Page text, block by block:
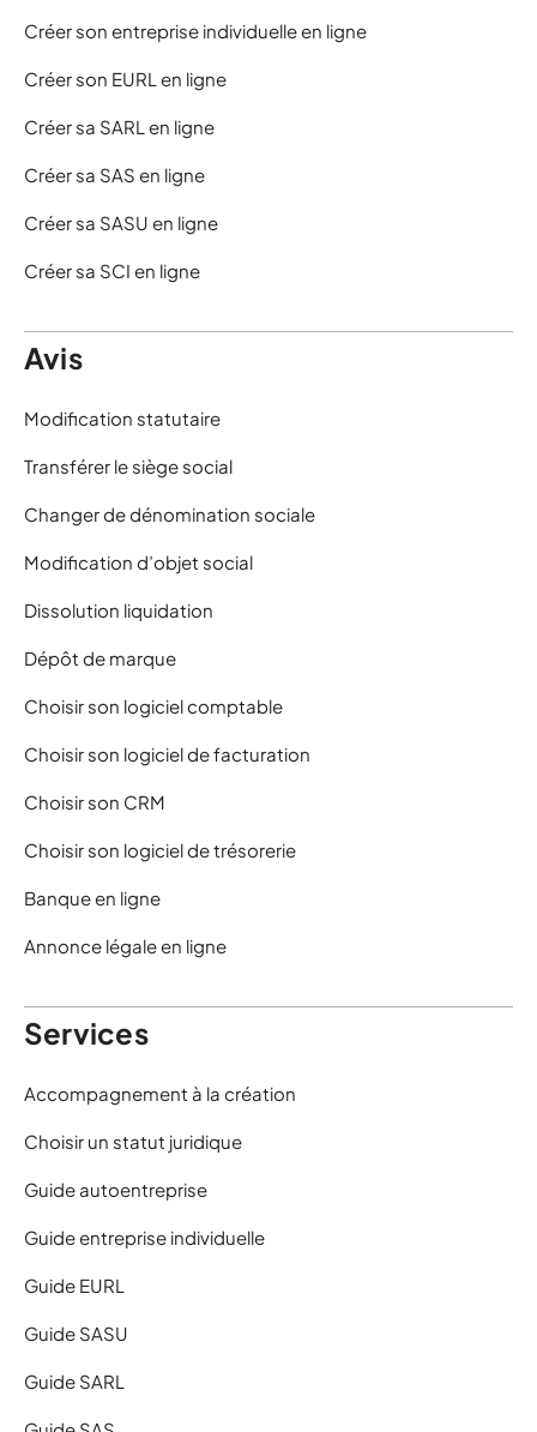
Créer son entreprise individuelle en ligne
Créer son EURL en ligne
Créer sa SARL en ligne
Créer sa SAS en ligne
Créer sa SASU en ligne
Créer sa SCI en ligne
Avis
Modification statutaire
Transférer le siège social
Changer de dénomination sociale
Modification d’objet social
Dissolution liquidation
Dépôt de marque
Choisir son logiciel comptable
Choisir son logiciel de facturation
Choisir son CRM
Choisir son logiciel de trésorerie
Banque en ligne
Annonce légale en ligne
Services
Accompagnement à la création
Choisir un statut juridique
Guide autoentreprise
Guide entreprise individuelle
Guide EURL
Guide SASU
Guide SARL